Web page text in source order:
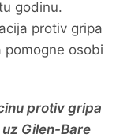
godinu.
protiv gripa
pomogne osobi
protiv gripa
Gilen-Bare